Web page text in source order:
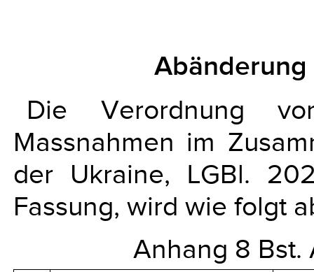
Die Verordnung
Massnahmen im
der Ukraine, LGBl.
Fassung, wird wie folgt
Anhang 8 Bst.